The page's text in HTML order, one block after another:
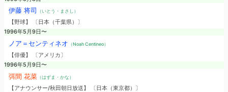
伊藤 将司 （いとう・まさし）
【野球】 〔日本（千葉県）〕
1996年5月9日〜
ノア＝センティネオ （Noah Centineo）
【俳優】 〔アメリカ〕
1996年5月9日〜
弭間 花菜（はずま・かな）
【アナウンサー/秋田朝日放送】 〔日本（東京都）〕